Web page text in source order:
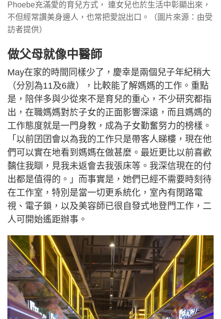
Phoebe充滿愛的育兒方式， 連女兒也於生活中彰顯出來，
不但經常讚美身邊人，也常把愛說出口。（圖片來源：由受
訪者提供）
做父母就像中醫師
May在家的時間同樣少了，慶幸是兩個兒子年紀稍大
（分別為11及6歲），比較能了解媽媽的工作。重點
是，陪伴多與少從來不是育兒的重心，不少研究都指
出，在職媽媽對於子女的正面影響深遠，而且媽媽的
工作態度就是一門身教，成為子女勤奮努力的榜樣。
「以前囝囝會以為我的工作只是帶客人睇樓，現在他
們可以實在地看到媽媽在做甚麼。最近更比以前喜歡
黐住我瞓，見我未返會去我張床等。我深信現在的付
出都是值得的。」而事實是，她們已經不需要時刻待
在工作室，特別是當一切更系統化，室內有閉路電
視、電子鎖，以及美容師已很自發式地登門工作，二
人可開始遙距辦事。